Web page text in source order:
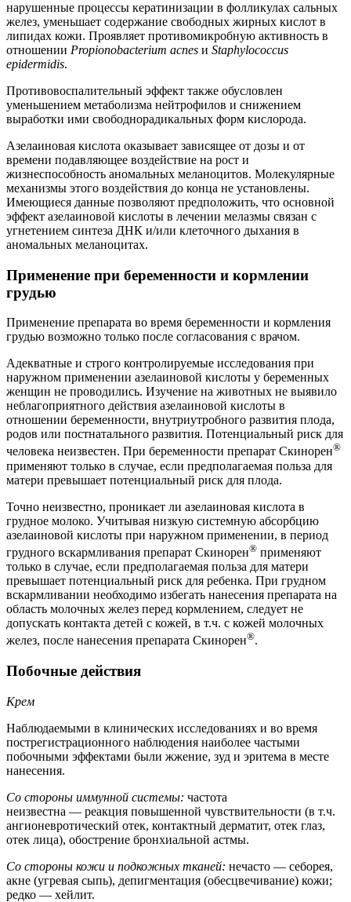
нарушенные процессы кератинизации в фолликулах сальных
желез, уменьшает содержание свободных жирных кислот в
липидах кожи. Проявляет противомикробную активность в
отношении Propionobacterium acnes и Staphylococcus
epidermidis.
Противовоспалительный эффект также обусловлен
уменьшением метаболизма нейтрофилов и снижением
выработки ими свободнорадикальных форм кислорода.
Азелаиновая кислота оказывает зависящее от дозы и от
времени подавляющее воздействие на рост и
жизнеспособность аномальных меланоцитов. Молекулярные
механизмы этого воздействия до конца не установлены.
Имеющиеся данные позволяют предположить, что основной
эффект азелаиновой кислоты в лечении мелазмы связан с
угнетением синтеза ДНК и/или клеточного дыхания в
аномальных меланоцитах.
Применение при беременности и кормлении
грудью
Применение препарата во время беременности и кормления
грудью возможно только после согласования с врачом.
Адекватные и строго контролируемые исследования при
наружном применении азелаиновой кислоты у беременных
женщин не проводились. Изучение на животных не выявило
неблагоприятного действия азелаиновой кислоты в
отношении беременности, внутриутробного развития плода,
родов или постнатального развития. Потенциальный риск для
человека неизвестен. При беременности препарат Скинорен®
применяют только в случае, если предполагаемая польза для
матери превышает потенциальный риск для плода.
Точно неизвестно, проникает ли азелаиновая кислота в
грудное молоко. Учитывая низкую системную абсорбцию
азелаиновой кислоты при наружном применении, в период
грудного вскармливания препарат Скинорен® применяют
только в случае, если предполагаемая польза для матери
превышает потенциальный риск для ребенка. При грудном
вскармливании необходимо избегать нанесения препарата на
область молочных желез перед кормлением, следует не
допускать контакта детей с кожей, в т.ч. с кожей молочных
желез, после нанесения препарата Скинорен®.
Побочные действия
Крем
Наблюдаемыми в клинических исследованиях и во время
пострегистрационного наблюдения наиболее частыми
побочными эффектами были жжение, зуд и эритема в месте
нанесения.
Со стороны иммунной системы: частота
неизвестна — реакция повышенной чувствительности (в т.ч.
ангионевротический отек, контактный дерматит, отек глаз,
отек лица), обострение бронхиальной астмы.
Со стороны кожи и подкожных тканей: нечасто — себорея,
акне (угревая сыпь), депигментация (обесцвечивание) кожи;
редко — хейлит.